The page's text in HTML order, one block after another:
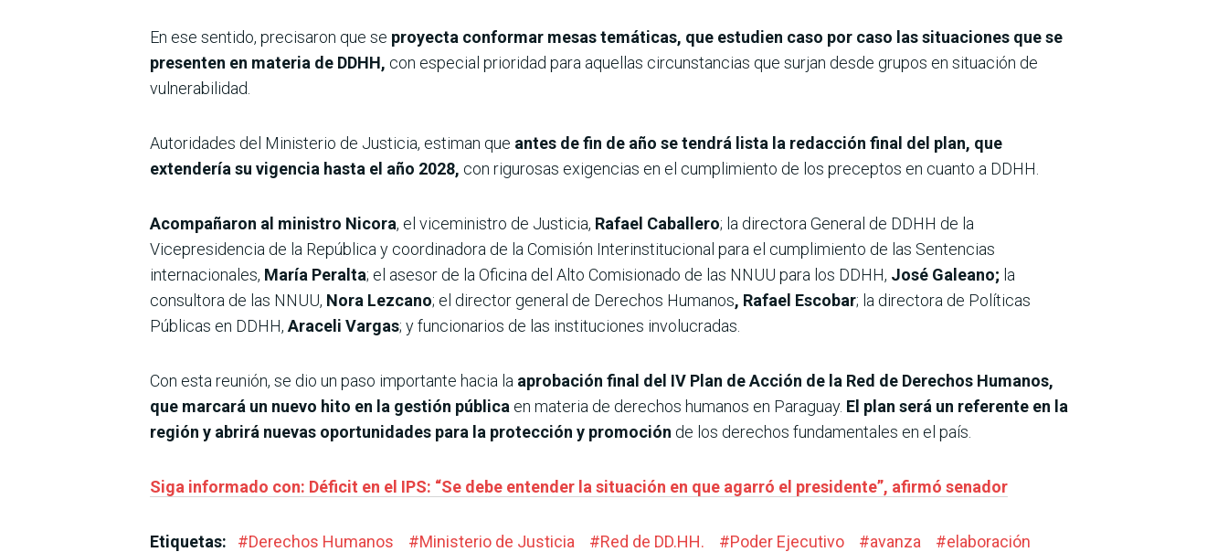
En ese sentido, precisaron que se proyecta conformar mesas temáticas, que estudien caso por caso las situaciones que se
presenten en materia de DDHH, con especial prioridad para aquellas circunstancias que surjan desde grupos en situación de
vulnerabilidad.
Autoridades del Ministerio de Justicia, estiman que antes de fin de año se tendrá lista la redacción final del plan, que
extendería su vigencia hasta el año 2028, con rigurosas exigencias en el cumplimiento de los preceptos en cuanto a DDHH.
Acompañaron al ministro Nicora, el viceministro de Justicia, Rafael Caballero; la directora General de DDHH de la
Vicepresidencia de la República y coordinadora de la Comisión Interinstitucional para el cumplimiento de las Sentencias
internacionales, María Peralta; el asesor de la Oficina del Alto Comisionado de las NNUU para los DDHH, José Galeano; la
consultora de las NNUU, Nora Lezcano; el director general de Derechos Humanos, Rafael Escobar; la directora de Políticas
Públicas en DDHH, Araceli Vargas; y funcionarios de las instituciones involucradas.
Con esta reunión, se dio un paso importante hacia la aprobación final del IV Plan de Acción de la Red de Derechos Humanos,
que marcará un nuevo hito en la gestión pública en materia de derechos humanos en Paraguay. El plan será un referente en la
región y abrirá nuevas oportunidades para la protección y promoción de los derechos fundamentales en el país.
Siga informado con: Déficit en el IPS: “Se debe entender la situación en que agarró el presidente”, afirmó senador
Etiquetas: #Derechos Humanos #Ministerio de Justicia #Red de DD.HH. #Poder Ejecutivo #avanza #elaboración